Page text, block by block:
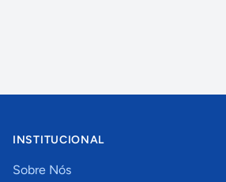
INSTITUCIONAL
Sobre Nós